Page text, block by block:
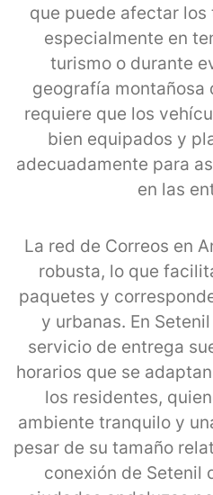
que puede afectar
especialmente en
turismo o durante
geografía montañosa
requiere que los
bien equipados y
adecuadamente para
en las
La red de Correos en
robusta, lo que
paquetes y
y urbanas. En
servicio de entrega
horarios que se
los residentes,
ambiente tranquilo y
pesar de su tamaño
conexión de Setenil